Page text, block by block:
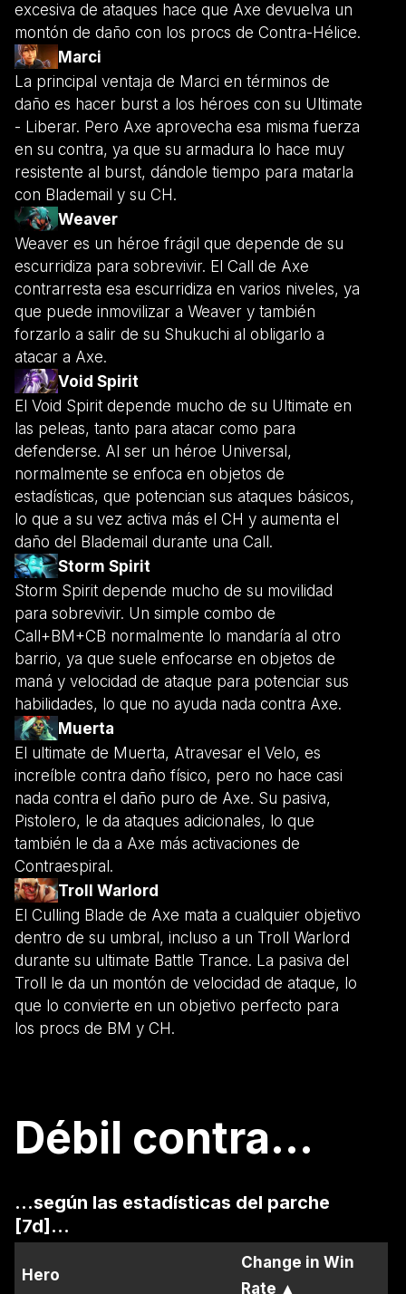
excesiva de ataques hace que Axe devuelva un
montón de daño con los procs de Contra-Hélice.
Marci
La principal ventaja de Marci en términos de
daño es hacer burst a los héroes con su Ultimate
- Liberar. Pero Axe aprovecha esa misma fuerza
en su contra, ya que su armadura lo hace muy
resistente al burst, dándole tiempo para matarla
con Blademail y su CH.
Weaver
Weaver es un héroe frágil que depende de su
escurridiza para sobrevivir. El Call de Axe
contrarresta esa escurridiza en varios niveles, ya
que puede inmovilizar a Weaver y también
forzarlo a salir de su Shukuchi al obligarlo a
atacar a Axe.
Void Spirit
El Void Spirit depende mucho de su Ultimate en
las peleas, tanto para atacar como para
defenderse. Al ser un héroe Universal,
normalmente se enfoca en objetos de
estadísticas, que potencian sus ataques básicos,
lo que a su vez activa más el CH y aumenta el
daño del Blademail durante una Call.
Storm Spirit
Storm Spirit depende mucho de su movilidad
para sobrevivir. Un simple combo de
Call+BM+CB normalmente lo mandaría al otro
barrio, ya que suele enfocarse en objetos de
maná y velocidad de ataque para potenciar sus
habilidades, lo que no ayuda nada contra Axe.
Muerta
El ultimate de Muerta, Atravesar el Velo, es
increíble contra daño físico, pero no hace casi
nada contra el daño puro de Axe. Su pasiva,
Pistolero, le da ataques adicionales, lo que
también le da a Axe más activaciones de
Contraespiral.
Troll Warlord
El Culling Blade de Axe mata a cualquier objetivo
dentro de su umbral, incluso a un Troll Warlord
durante su ultimate Battle Trance. La pasiva del
Troll le da un montón de velocidad de ataque, lo
que lo convierte en un objetivo perfecto para
los procs de BM y CH.
Débil contra...
...según las estadísticas del parche
[7d]...
Hero
Change in Win
Rate ▲